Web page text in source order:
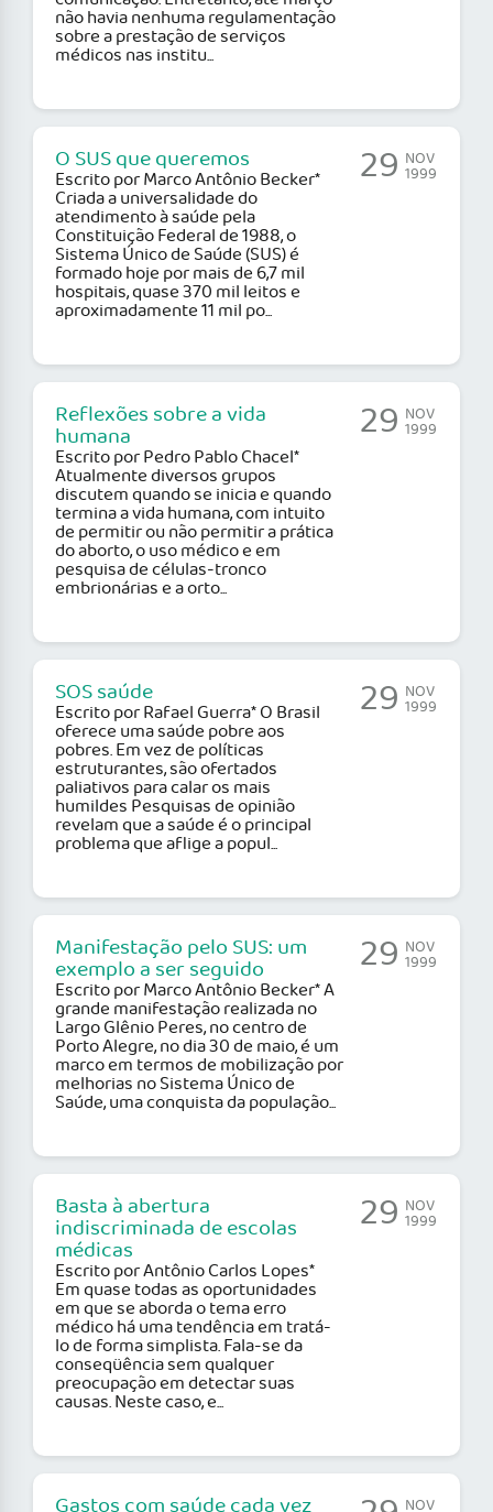
não havia nenhuma regulamentação
sobre a prestação de serviços
médicos nas institu...
O SUS que queremos
Escrito por Marco Antônio Becker*
Criada a universalidade do
atendimento à saúde pela
Constituição Federal de 1988, o
Sistema Único de Saúde (SUS) é
formado hoje por mais de 6,7 mil
hospitais, quase 370 mil leitos e
aproximadamente 11 mil po...
29 NOV
1999
Reflexões sobre a vida
humana
Escrito por Pedro Pablo Chacel*
Atualmente diversos grupos
discutem quando se inicia e quando
termina a vida humana, com intuito
de permitir ou não permitir a prática
do aborto, o uso médico e em
pesquisa de células-tronco
embrionárias e a orto...
29 NOV
1999
SOS saúde
Escrito por Rafael Guerra* O Brasil
oferece uma saúde pobre aos
pobres. Em vez de políticas
estruturantes, são ofertados
paliativos para calar os mais
humildes Pesquisas de opinião
revelam que a saúde é o principal
problema que aflige a popul...
29 NOV
1999
Manifestação pelo SUS: um
exemplo a ser seguido
Escrito por Marco Antônio Becker* A
grande manifestação realizada no
Largo Glênio Peres, no centro de
Porto Alegre, no dia 30 de maio, é um
marco em termos de mobilização por
melhorias no Sistema Único de
Saúde, uma conquista da população...
29 NOV
1999
Basta à abertura
indiscriminada de escolas
médicas
Escrito por Antônio Carlos Lopes*
Em quase todas as oportunidades
em que se aborda o tema erro
médico há uma tendência em tratá-
lo de forma simplista. Fala-se da
conseqüência sem qualquer
preocupação em detectar suas
causas. Neste caso, e...
29 NOV
1999
NOV